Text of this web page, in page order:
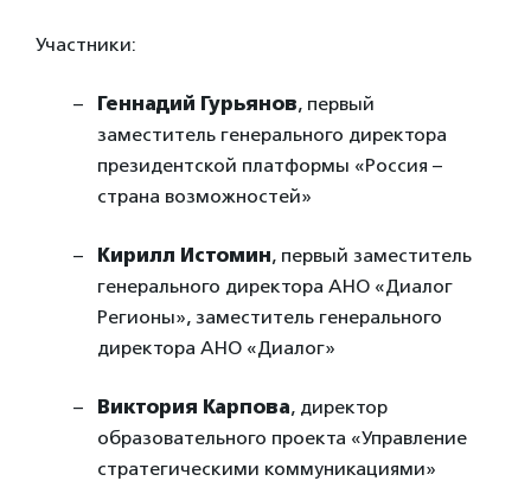
Участники:
Геннадий Гурьянов, первый
заместитель генерального директора
президентской платформы «Россия –
страна возможностей»
Кирилл Истомин, первый заместитель
генерального директора АНО «Диалог
Регионы», заместитель генерального
директора АНО «Диалог»
Виктория Карпова, директор
образовательного проекта «Управление
стратегическими коммуникациями»